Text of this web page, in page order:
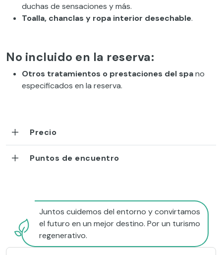
duchas de sensaciones y más.
Toalla, chanclas y ropa interior desechable.
No incluido en la reserva:
Otros tratamientos o prestaciones del spano
especificados en la reserva.
Precio
Puntos de encuentro
Juntos cuidemos del entorno y convirtamos
el futuro en un mejor destino. Por un turismo
regenerativo.